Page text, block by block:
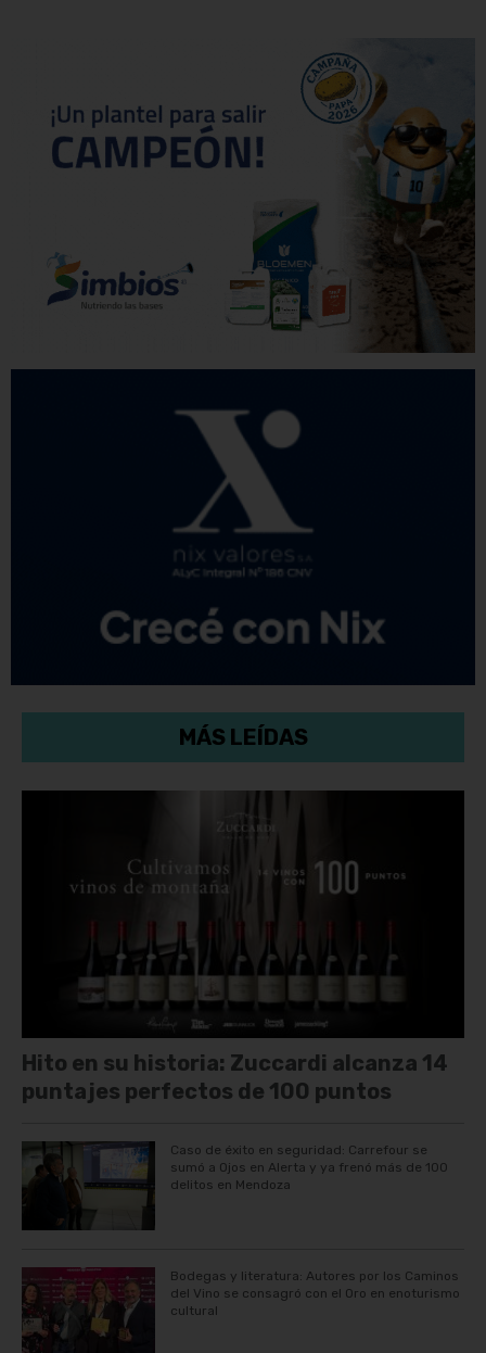
MÁS LEÍDAS
Hito en su historia: Zuccardi alcanza 14
puntajes perfectos de 100 puntos
Caso de éxito en seguridad: Carrefour se
sumó a Ojos en Alerta y ya frenó más de 100
delitos en Mendoza
Bodegas y literatura: Autores por los Caminos
del Vino se consagró con el Oro en enoturismo
cultural